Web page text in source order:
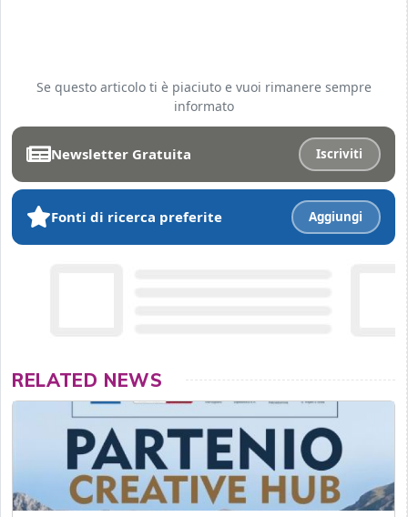
Se questo articolo ti è piaciuto e vuoi rimanere sempre
informato
Newsletter Gratuita Iscriviti
Fonti di ricerca preferite Aggiungi
RELATED NEWS